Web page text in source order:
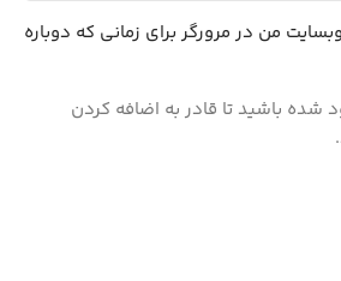
من در مرورگر برای زمانی که دوباره
شده باشید تا قادر به اضافه کردن